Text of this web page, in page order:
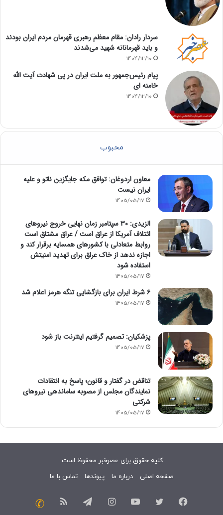
سردار رادان: مقام معظم رهبری قهرمان مردم ایران بودند
و باید قهرمانانه شهید می‌شدند
1404/12/10
پیام رئیس‌جمهور به ملت ایران در پی شهادت آیت الله
خامنه ای
1404/12/10
محبوب
معاون اردوغان: توافق مکه جایگزین ناتو و علیه
ایران نیست
1405/05/17
الزیدی: ۳۰ سپتامبر زمان نهایی خروج نیروهای
ائتلاف آمریکا از عراق است / عراق مشتاق است
روابط متعادلی با کشورهای همسایه برقرار کند و
اجازه ندهد از خاک عراق برای تهدید امنیتش
استفاده شود
1405/05/17
۶ شرط ایران برای بازگشایی تنگه هرمز اعلام شد
1405/05/17
پزشکیان: تصمیم گرفتیم اینترنت باز شود
1405/05/17
تناقض در گفتار و قانون؛ پاسخ به انتقادات
نمایندگان مجلس از مصوبه ساماندهی نیروهای
شرکتی
1405/05/17
کلیه حقوق برای عصرخبر محفوظ است.
صفحه اصلی
درباره ما پیوندها تماس با ما
فیسبوک توییتر یوتیوب اینستاگرامتلگرام خوراک